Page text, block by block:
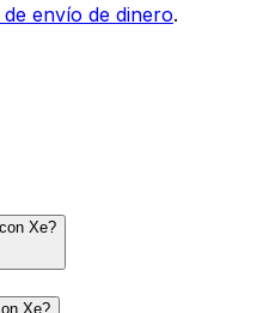
de envío de dinero.
Xe?
Xe?